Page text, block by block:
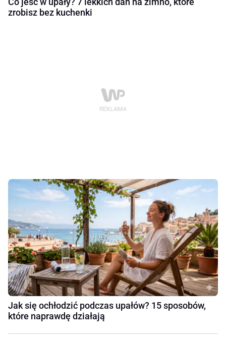
zrobisz bez kuchenki
Jak się ochłodzić podczas upałów? 15 sposobów,
które naprawdę działają